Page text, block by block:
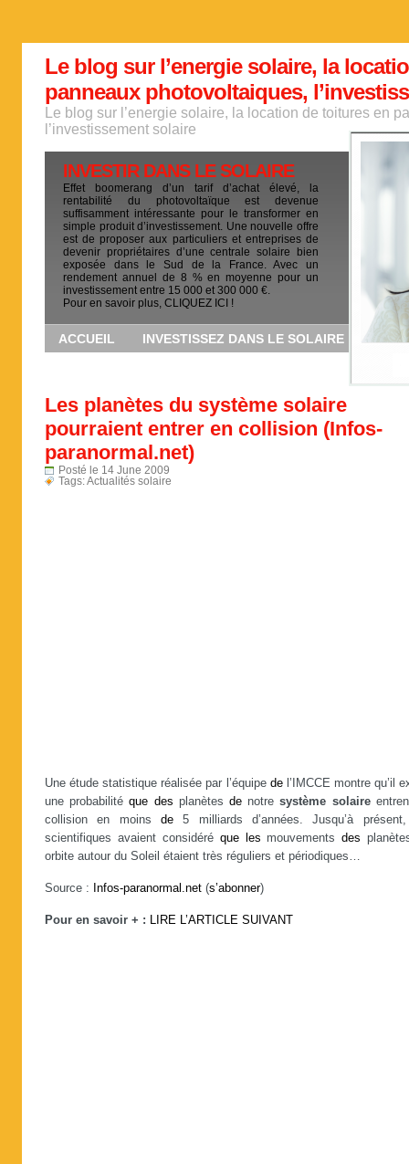
Le blog sur l’energie solaire, la
panneaux photovoltaiques,
Le blog sur l’energie solaire, la location de toitures en
l’investissement solaire
INVESTIR DANS LE SOLAIRE
Effet boomerang d’un tarif d’achat élevé, la
rentabilité du photovoltaïque est devenue
suffisamment intéressante pour le transformer en
simple produit d’investissement. Une nouvelle offre
est de proposer aux particuliers et entreprises de
devenir propriétaires d’une centrale solaire bien
exposée dans le Sud de la France. Avec un
rendement annuel de 8 % en moyenne pour un
investissement entre 15 000 et 300 000 €.
Pour en savoir plus, CLIQUEZ ICI !
ACCUEIL INVESTISSEZ DANS LE SOLAIRE
Les planètes du système solaire
pourraient entrer en collision (Infos-
paranormal.net)
Posté le 14 June 2009
Tags:Actualités solaire
Une étude statistique réalisée par l’équipe del’IMCCE montre qu’il
une probabilitéque des planètesde notresystème solaire
collision en moins de 5 milliards d’années. Jusqu’à
scientifiques avaient considéré que les mouvementsdes
orbite autour du Soleil étaient très réguliers et périodiques…
Source : Infos-paranormal.net (s’abonner)
Pour en savoir + : LIRE L’ARTICLE SUIVANT